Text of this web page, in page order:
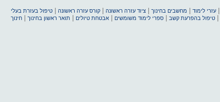
עזרי לימוד מחשבים בחינוך |ציוד עזרה ראשונה |קורס עזרה ראשונה |טיפול בעזרת בעלי
|טיפול בהפרעת קשב |ספרי לימוד משומשים |אבטחת טיולים תואר ראשון בחינוך |חינוך